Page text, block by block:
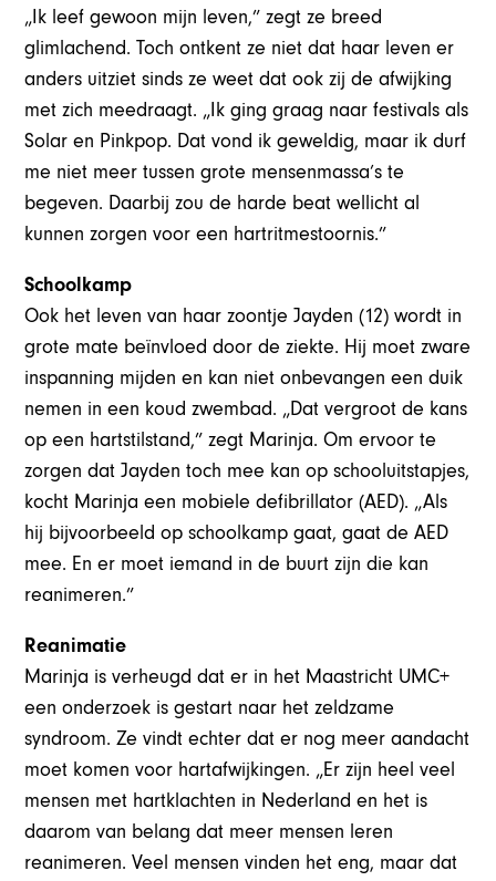
„Ik leef gewoon mijn leven,” zegt ze breed
glimlachend. Toch ontkent ze niet dat haar leven er
anders uitziet sinds ze weet dat ook zij de afwijking
met zich meedraagt. „Ik ging graag naar festivals als
Solar en Pinkpop. Dat vond ik geweldig, maar ik durf
me niet meer tussen grote mensenmassa’s te
begeven. Daarbij zou de harde beat wellicht al
kunnen zorgen voor een hartritmestoornis.”
Schoolkamp
Ook het leven van haar zoontje Jayden (12) wordt in
grote mate beïnvloed door de ziekte. Hij moet zware
inspanning mijden en kan niet onbevangen een duik
nemen in een koud zwembad. „Dat vergroot de kans
op een hartstilstand,” zegt Marinja. Om ervoor te
zorgen dat Jayden toch mee kan op schooluitstapjes,
kocht Marinja een mobiele defibrillator (AED). „Als
hij bijvoorbeeld op schoolkamp gaat, gaat de AED
mee. En er moet iemand in de buurt zijn die kan
reanimeren.”
Reanimatie
Marinja is verheugd dat er in het Maastricht UMC+
een onderzoek is gestart naar het zeldzame
syndroom. Ze vindt echter dat er nog meer aandacht
moet komen voor hartafwijkingen. „Er zijn heel veel
mensen met hartklachten in Nederland en het is
daarom van belang dat meer mensen leren
reanimeren. Veel mensen vinden het eng, maar dat